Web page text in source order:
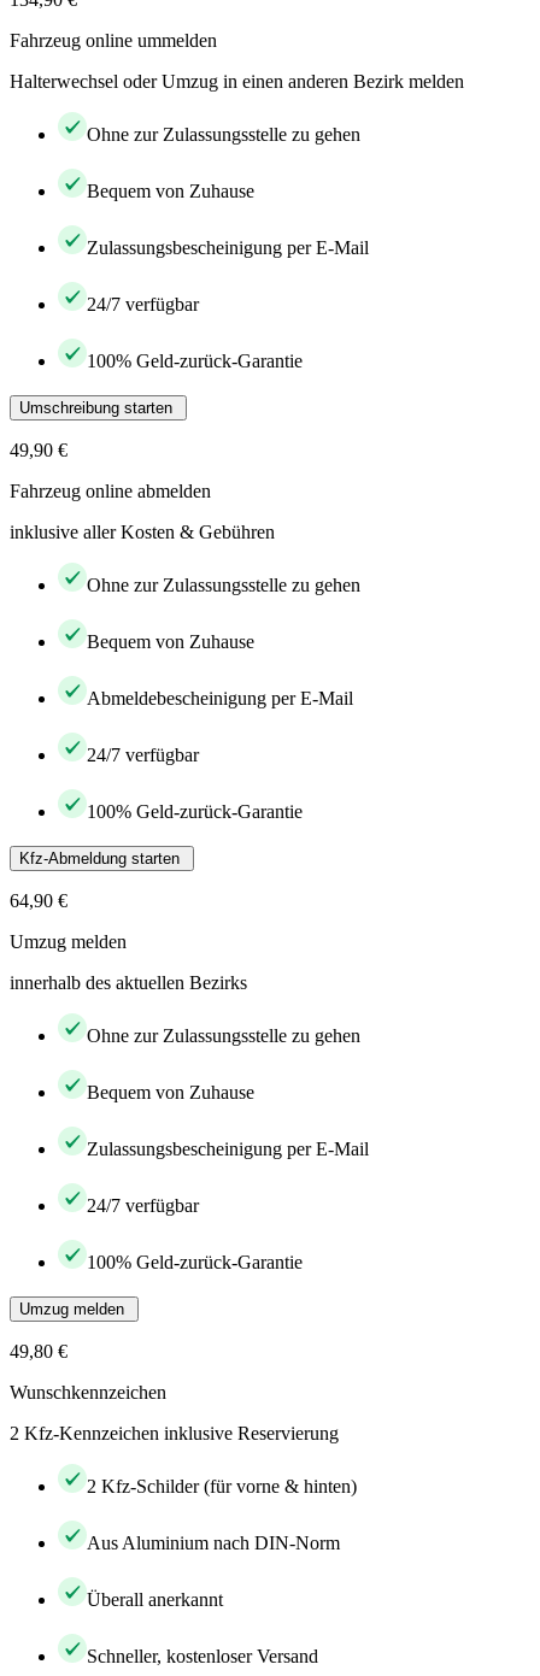
Fahrzeug online ummelden
Halterwechsel oder Umzug in einen anderen Bezirk melden
Ohne zur Zulassungsstelle zu gehen
Bequem von Zuhause
Zulassungsbescheinigung per E-Mail
24/7 verfügbar
100% Geld-zurück-Garantie
Umschreibung starten
49,90 €
Fahrzeug online abmelden
inklusive aller Kosten & Gebühren
Ohne zur Zulassungsstelle zu gehen
Bequem von Zuhause
Abmeldebescheinigung per E-Mail
24/7 verfügbar
100% Geld-zurück-Garantie
Kfz-Abmeldung starten
64,90 €
Umzug melden
innerhalb des aktuellen Bezirks
Ohne zur Zulassungsstelle zu gehen
Bequem von Zuhause
Zulassungsbescheinigung per E-Mail
24/7 verfügbar
100% Geld-zurück-Garantie
Umzug melden
49,80 €
Wunschkennzeichen
2 Kfz-Kennzeichen inklusive Reservierung
2 Kfz-Schilder (für vorne & hinten)
Aus Aluminium nach DIN-Norm
Überall anerkannt
Schneller, kostenloser Versand